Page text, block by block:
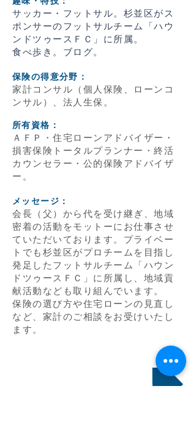
サッカー・フットサル。杉並区がス
ポンサーのフットサルチーム「ハウ
ンドツゥースＦＣ」に所属。
食べ歩き。ブログ。
保険の得意分野 ：
家計コンサル（個人保険、ローンコ
ンサル）、法人生保。
所有資格 ：
ＡＦＰ・住宅ローンアドバイザー・
損害保険トータルプランナー・終活
カウンセラー・公的保険アドバイザ
ー。
メッセージ ：
会長（父）から代を受け継ぎ、地域
密着の活動をモットーにお仕事させ
ていただいております。プライベー
トでも杉並区がプロチームを目指し
発足したフットサルチーム「ハウン
ドツゥースＦＣ」に所属し、地域貢
献活動なども取り組んでいます。
保険の選び方や住宅ローンの見直し
など、家計のご相談をお受けいたし
ます。